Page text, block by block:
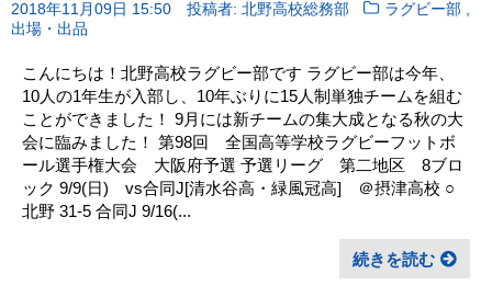
2018年11月09日 15:50 投稿者: 北野高校総務部 ラグビー部
出場・出品
こんにちは！北野高校ラグビー部です ラグビー部は今年、
10人の1年生が入部し、10年ぶりに15人制単独チームを組む
ことができました！ 9月には新チームの集大成となる秋の大
会に臨みました！ 第98回 全国高等学校ラグビーフットボ
ール選手権大会 大阪府予選 予選リーグ 第二地区 8ブロ
ック 9/9(日) vs合同J[清水谷高・緑風冠高] ＠摂津高校 ○
北野 31-5 合同J 9/16(...
続きを読む